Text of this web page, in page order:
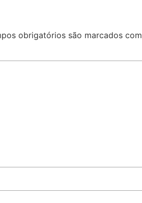
obrigatórios são marcados com